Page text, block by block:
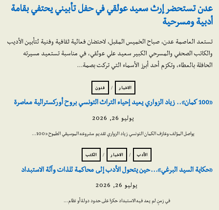
عدن تستحضر إرث سعيد عولقي في حفل تأبيني يحتفي بقامة
أدبية ومسرحية
تستعد العاصمة عدن، صباح الخميس المقبل، لاحتضان فعالية ثقافية وفنية لتأبين الأديب
والكاتب الصحفي والمسرحي الكبير سعيد علي عولقي، في مناسبة تستعيد مسيرته
الحافلة بالعطاء، وتكرّم أحد أبرز الأسماء التي تركت بصمة…
الاخبار / فنون
«100 كمان».. زياد الزواري يعيد إحياء التراث التونسي بروح أوركسترالية معاصرة
يوليو 26, 2026
يواصل المؤلف وعازف الكمان التونسي زياد الزواري تقديم مشروعه الموسيقي الطموح «100…
الأدب / الاخبار / الكتب
«حكاية السيد البرغي»… حين يتحول الأدب إلى محاكمة للذات وآلة الاستبداد
يوليو 26, 2026
في زمنٍ لم يعد فيه الاستبداد حكرًا على حدود دولة أو نظام…